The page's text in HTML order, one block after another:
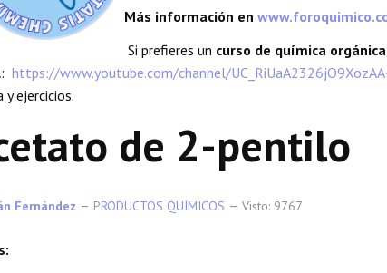
Más información en
Si prefieres un curso de química
: https://www.youtube.com/channel/
ejercicios.
de 2-pentilo
Fernández PRODUCTOS QUÍMICOS Visto: 9767